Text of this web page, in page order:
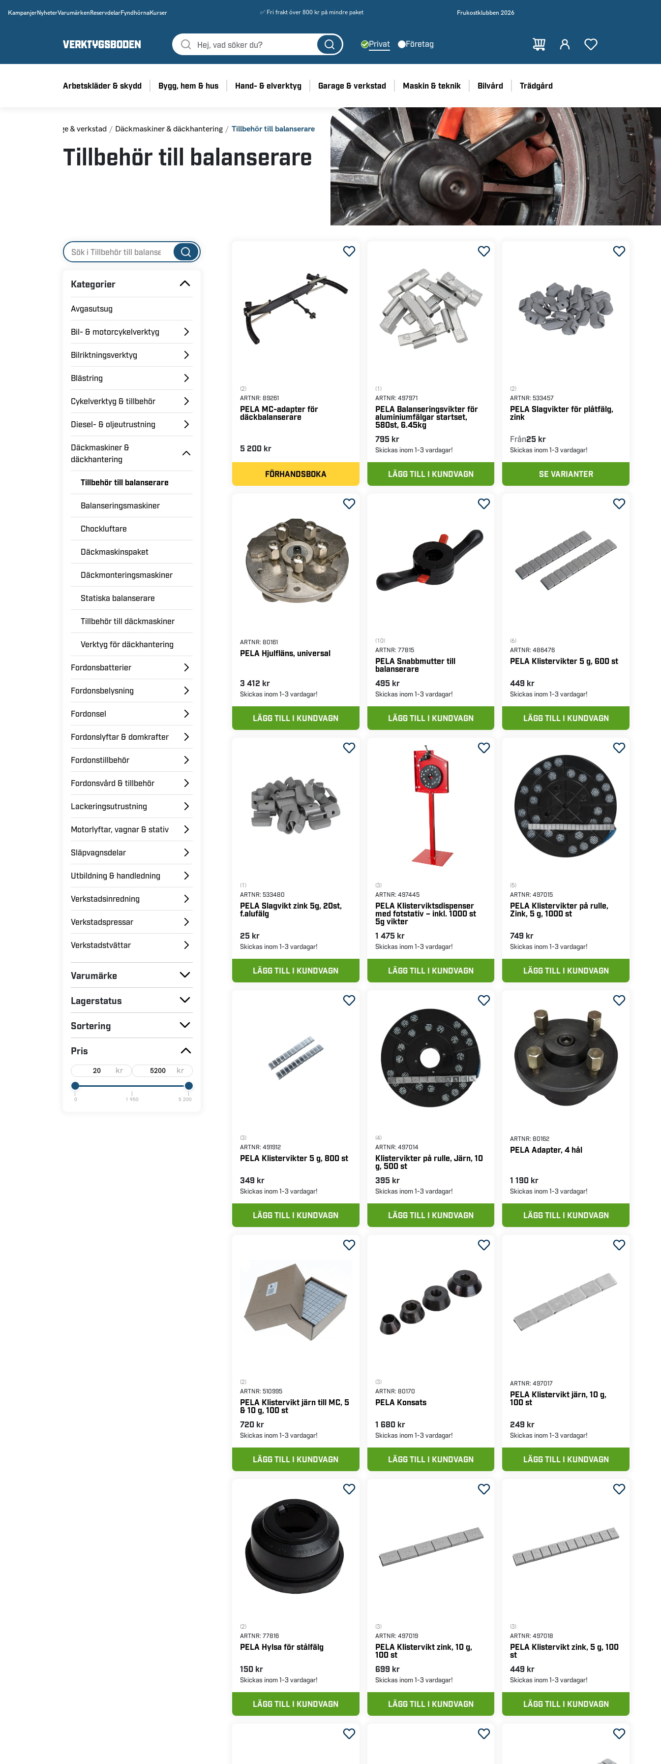
KampanjerNyheterVarumärken ReservdelarFyndhörnaKurser ✅ Fri frakt över 800 kr på mindre paket Frukostklubben 2026
Privat Företag
Arbetskläder & skydd Bygg, hem & hus Hand- & elverktyg Garage & verkstad Maskin & teknik Bilvård Trädgård
Garage & verkstad Däckmaskiner & däckhantering Tillbehör till balanserare
Tillbehör till balanserare
Kategorier
Avgasutsug
Bil- & motorcykelverktyg
Bilriktningsverktyg
Blästring
Cykelverktyg & tillbehör
Diesel- & oljeutrustning
Däckmaskiner &
däckhantering
Tillbehör till balanserare
Balanseringsmaskiner
Chockluftare
Däckmaskinspaket
Däckmonteringsmaskiner
Statiska balanserare
Tillbehör till däckmaskiner
Verktyg för däckhantering
Fordonsbatterier
Fordonsbelysning
Fordonsel
Fordonslyftar & domkrafter
Fordonstillbehör
Fordonsvård & tillbehör
Lackeringsutrustning
Motorlyftar, vagnar & stativ
Släpvagnsdelar
Utbildning & handledning
Verkstadsinredning
Verkstadspressar
Verkstadstvättar
Varumärke
Lagerstatus
Sortering
Pris
kr kr
0 1 950 5 200
(2)
ARTNR: 89261
PELA MC-adapter för
däckbalanserare
5 200 kr
FÖRHANDSBOKA
(1)
ARTNR: 497971
PELA Balanseringsvikter för
aluminiumfälgar startset,
580st, 6.45kg
795 kr
Skickas inom 1-3 vardagar!
LÄGG TILL I KUNDVAGN
(2)
ARTNR:533457
PELA Slagvikter för plåtfälg,
zink
Från25 kr
Skickas inom 1-3 vardagar!
SE VARIANTER
ARTNR: 80161
PELA Hjulfläns, universal
3 412 kr
Skickas inom 1-3 vardagar!
LÄGG TILL I KUNDVAGN
(10)
ARTNR: 77815
PELA Snabbmutter till
balanserare
495 kr
Skickas inom 1-3 vardagar!
LÄGG TILL I KUNDVAGN
(6)
ARTNR:486476
PELA Klistervikter 5 g, 600 st
449 kr
Skickas inom 1-3 vardagar!
LÄGG TILL I KUNDVAGN
(1)
ARTNR: 533480
PELA Slagvikt zink 5g, 20st,
f.alufälg
25 kr
Skickas inom 1-3 vardagar!
LÄGG TILL I KUNDVAGN
(3)
ARTNR: 497445
PELA Klisterviktsdispenser
med fotstativ – inkl. 1000 st
5g vikter
1 475 kr
Skickas inom 1-3 vardagar!
LÄGG TILL I KUNDVAGN
(5)
ARTNR:497015
PELA Klistervikter på rulle,
Zink, 5 g, 1000 st
749 kr
Skickas inom 1-3 vardagar!
LÄGG TILL I KUNDVAGN
(3)
ARTNR: 491912
PELA Klistervikter 5 g, 800 st
349 kr
Skickas inom 1-3 vardagar!
LÄGG TILL I KUNDVAGN
(4)
ARTNR: 497014
Klistervikter på rulle, Järn, 10
g, 500 st
395 kr
Skickas inom 1-3 vardagar!
LÄGG TILL I KUNDVAGN
ARTNR:80162
PELA Adapter, 4 hål
1 190 kr
Skickas inom 1-3 vardagar!
LÄGG TILL I KUNDVAGN
(2)
ARTNR: 510995
PELA Klistervikt järn till MC, 5
& 10 g, 100 st
720 kr
Skickas inom 1-3 vardagar!
LÄGG TILL I KUNDVAGN
(3)
ARTNR: 80170
PELA Konsats
1 680 kr
Skickas inom 1-3 vardagar!
LÄGG TILL I KUNDVAGN
ARTNR:497017
PELA Klistervikt järn, 10 g,
100 st
249 kr
Skickas inom 1-3 vardagar!
LÄGG TILL I KUNDVAGN
(2)
ARTNR: 77816
PELA Hylsa för stålfälg
150 kr
Skickas inom 1-3 vardagar!
LÄGG TILL I KUNDVAGN
(3)
ARTNR: 497019
PELA Klistervikt zink, 10 g,
100 st
699 kr
Skickas inom 1-3 vardagar!
LÄGG TILL I KUNDVAGN
(3)
ARTNR:497018
PELA Klistervikt zink, 5 g, 100
st
449 kr
Skickas inom 1-3 vardagar!
LÄGG TILL I KUNDVAGN